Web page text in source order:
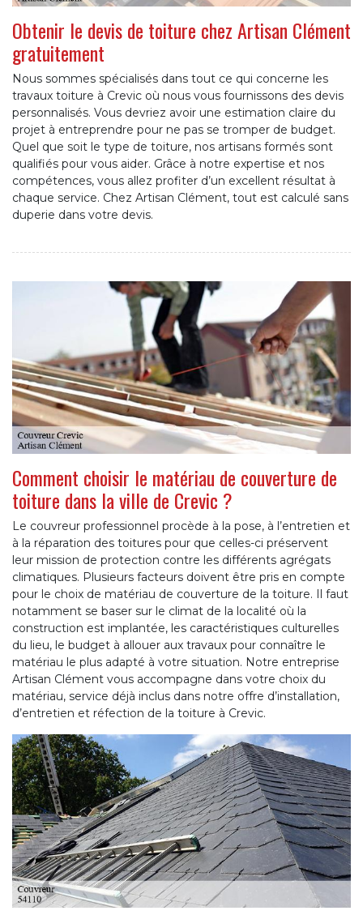
Obtenir le devis de toiture chez Artisan Clément
gratuitement
Nous sommes spécialisés dans tout ce qui concerne les
travaux toiture à Crevic où nous vous fournissons des devis
personnalisés. Vous devriez avoir une estimation claire du
projet à entreprendre pour ne pas se tromper de budget.
Quel que soit le type de toiture, nos artisans formés sont
qualifiés pour vous aider. Grâce à notre expertise et nos
compétences, vous allez profiter d’un excellent résultat à
chaque service. Chez Artisan Clément, tout est calculé sans
duperie dans votre devis.
Comment choisir le matériau de couverture de
toiture dans la ville de Crevic ?
Le couvreur professionnel procède à la pose, à l’entretien et
à la réparation des toitures pour que celles-ci préservent
leur mission de protection contre les différents agrégats
climatiques. Plusieurs facteurs doivent être pris en compte
pour le choix de matériau de couverture de la toiture. Il faut
notamment se baser sur le climat de la localité où la
construction est implantée, les caractéristiques culturelles
du lieu, le budget à allouer aux travaux pour connaître le
matériau le plus adapté à votre situation. Notre entreprise
Artisan Clément vous accompagne dans votre choix du
matériau, service déjà inclus dans notre offre d’installation,
d’entretien et réfection de la toiture à Crevic.